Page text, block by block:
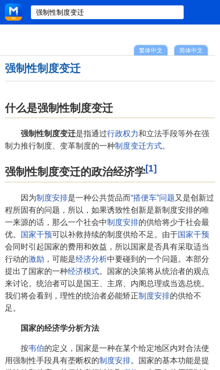
简体中文
繁体中文
强制性制度变迁
什么是强制性制度变迁
强制性制度变迁是指通过行政权力和立法手段等外在强
制力推行制度、变革制度的一种制度变迁方式。
强制性制度变迁的政治经济学[1]
因为制度安排是一种公共货品而“搭便车”问题又是创新过
程所固有的问题，所以，如果诱致性创新是新制度安排的唯
一来源的话，那么一个社会中制度安排的供给将少于社会最
优。
国家干预可以补救持续的制度供给不足。由于国家干预
会同时引起国家的费用和效益，所以国家是否具有采取适当
行动的激励 ，可能是经济分析中要碰到的一个问题。本部分
提出了国家的一种经济模式。国家的决策将从统治者的观点
来讨论。统治者可以是国王、主席、内阁总理或当选总统。
我们将会看到，理性的统治者必能矫正制度安排的供给不
足。
国家的经济学分析方法
按韦伯的定义，国家是一种在某个给定地区内对合法使
用强制性手段具有垄断权的制度安排。国家的基本功能是提